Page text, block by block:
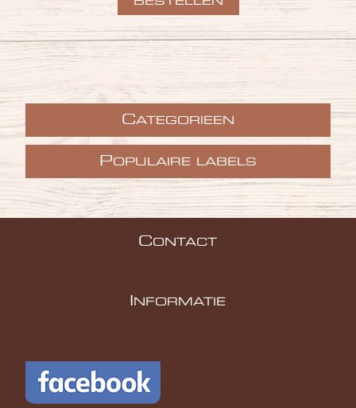
CATEGORIEEN
POPULAIRE LABELS
CONTACT
NFORMATIE